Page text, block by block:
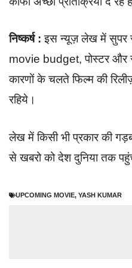
निष्कर्ष : इस न्यूज़ लेख में सुपर
movie budget, पोस्टर और
कारणों के चलते फिल्म की
रहिये।
लेख में किसी भी प्रकार की
से खबरो को देश दुनिया तक
UPCOMING MOVIE, YASH KUMAR